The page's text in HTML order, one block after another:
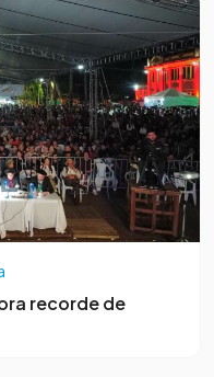
recorde de